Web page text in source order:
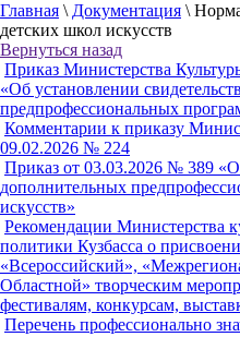
Главная \ Документация \
детских школ искусств
Вернуться назад
Приказ Министерства
«Об установлении
предпрофессиональных
Комментарии к приказу
09.02.2026 № 224
Приказ от 03.03.2026 № 389
дополнительных
искусств»
Рекомендации Министерства
политики Кузбасса о
«Всероссийский»,
Областной» творческим
фестивалям, конкурсам,
Перечень профессионально